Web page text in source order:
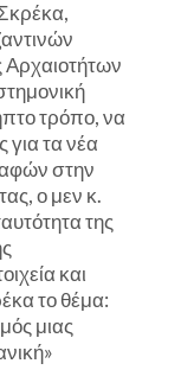
τρόπο, να
για τα νέα
στην
ο μεν κ.
της
και
το θέμα:
μιας